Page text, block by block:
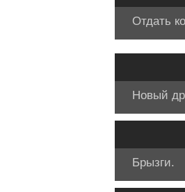
Отдать
Новый
Брызги.